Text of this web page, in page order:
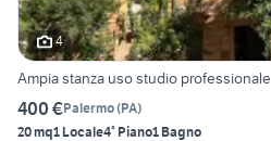
4
Ampia stanza uso studio professionale
400 €Palermo(PA)
20 mq1 Locale4° Piano1 Bagno